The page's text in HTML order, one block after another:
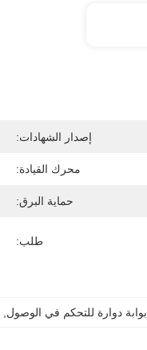
إصدار الشهادات:
محرك القيادة:
حماية البرق:
طلب:
بوابة دوارة للتحكم في الوصول